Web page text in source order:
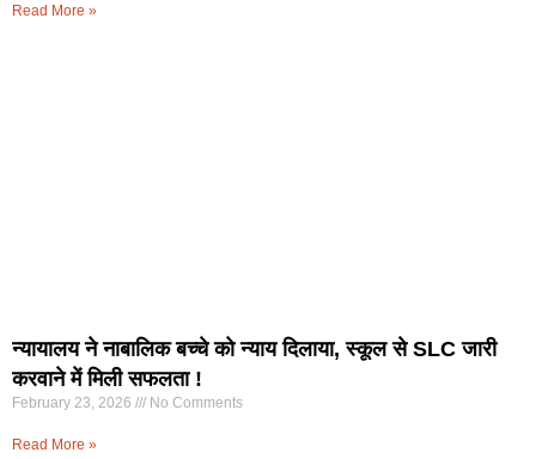
Read More »
न्यायालय ने नाबालिक बच्चे को न्याय दिलाया, स्कूल से SLC जारी
करवाने में मिली सफलता !
February 23, 2026 No Comments
Read More »